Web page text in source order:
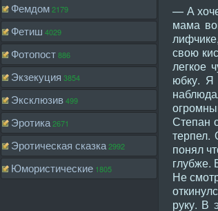
Фемдом2179
Фетиш 4029
Фотопост886
Экзекуция 3854
Эксклюзив499
Эротика2671
Эротическая сказка2992
Юмористические 1805
— А
мама
свою
легкое
юбку. Я
Степан
терпел.
понял
глубже.
Не
руку. В